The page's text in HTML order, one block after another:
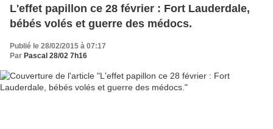
L'effet papillon ce 28 février : Fort Lauderdale,
bébés volés et guerre des médocs.
Publié le 28/02/2015 à 07:17
Par Pascal 28/02 7h16